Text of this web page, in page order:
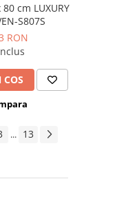
cm LUXURY
S807S
RON
... 13